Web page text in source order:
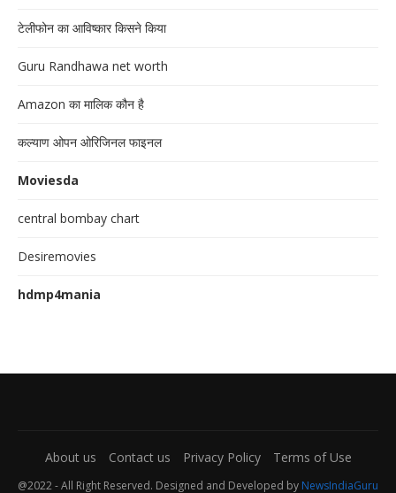
टेलीफोन का आविष्कार किसने किया
Guru Randhawa net worth
Amazon का मालिक कौन है
कल्याण ओपन ओरिजिनल फाइनल
Moviesda
central bombay chart
Desiremovies
hdmp4mania
About us Contact us Privacy Policy Terms of Use
@2022 - All Right Reserved. Designed and Developed by NewsIndiaGuru